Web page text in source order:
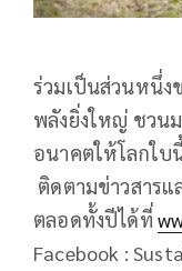
ร่วมเป็นส่วนหนึ่ง
พลังยิ่งใหญ่ ชวน
อนาคตให้โลกใบ
ติดตามข่าวสารแ
ตลอดทั้งปีได้ที่
Facebook :